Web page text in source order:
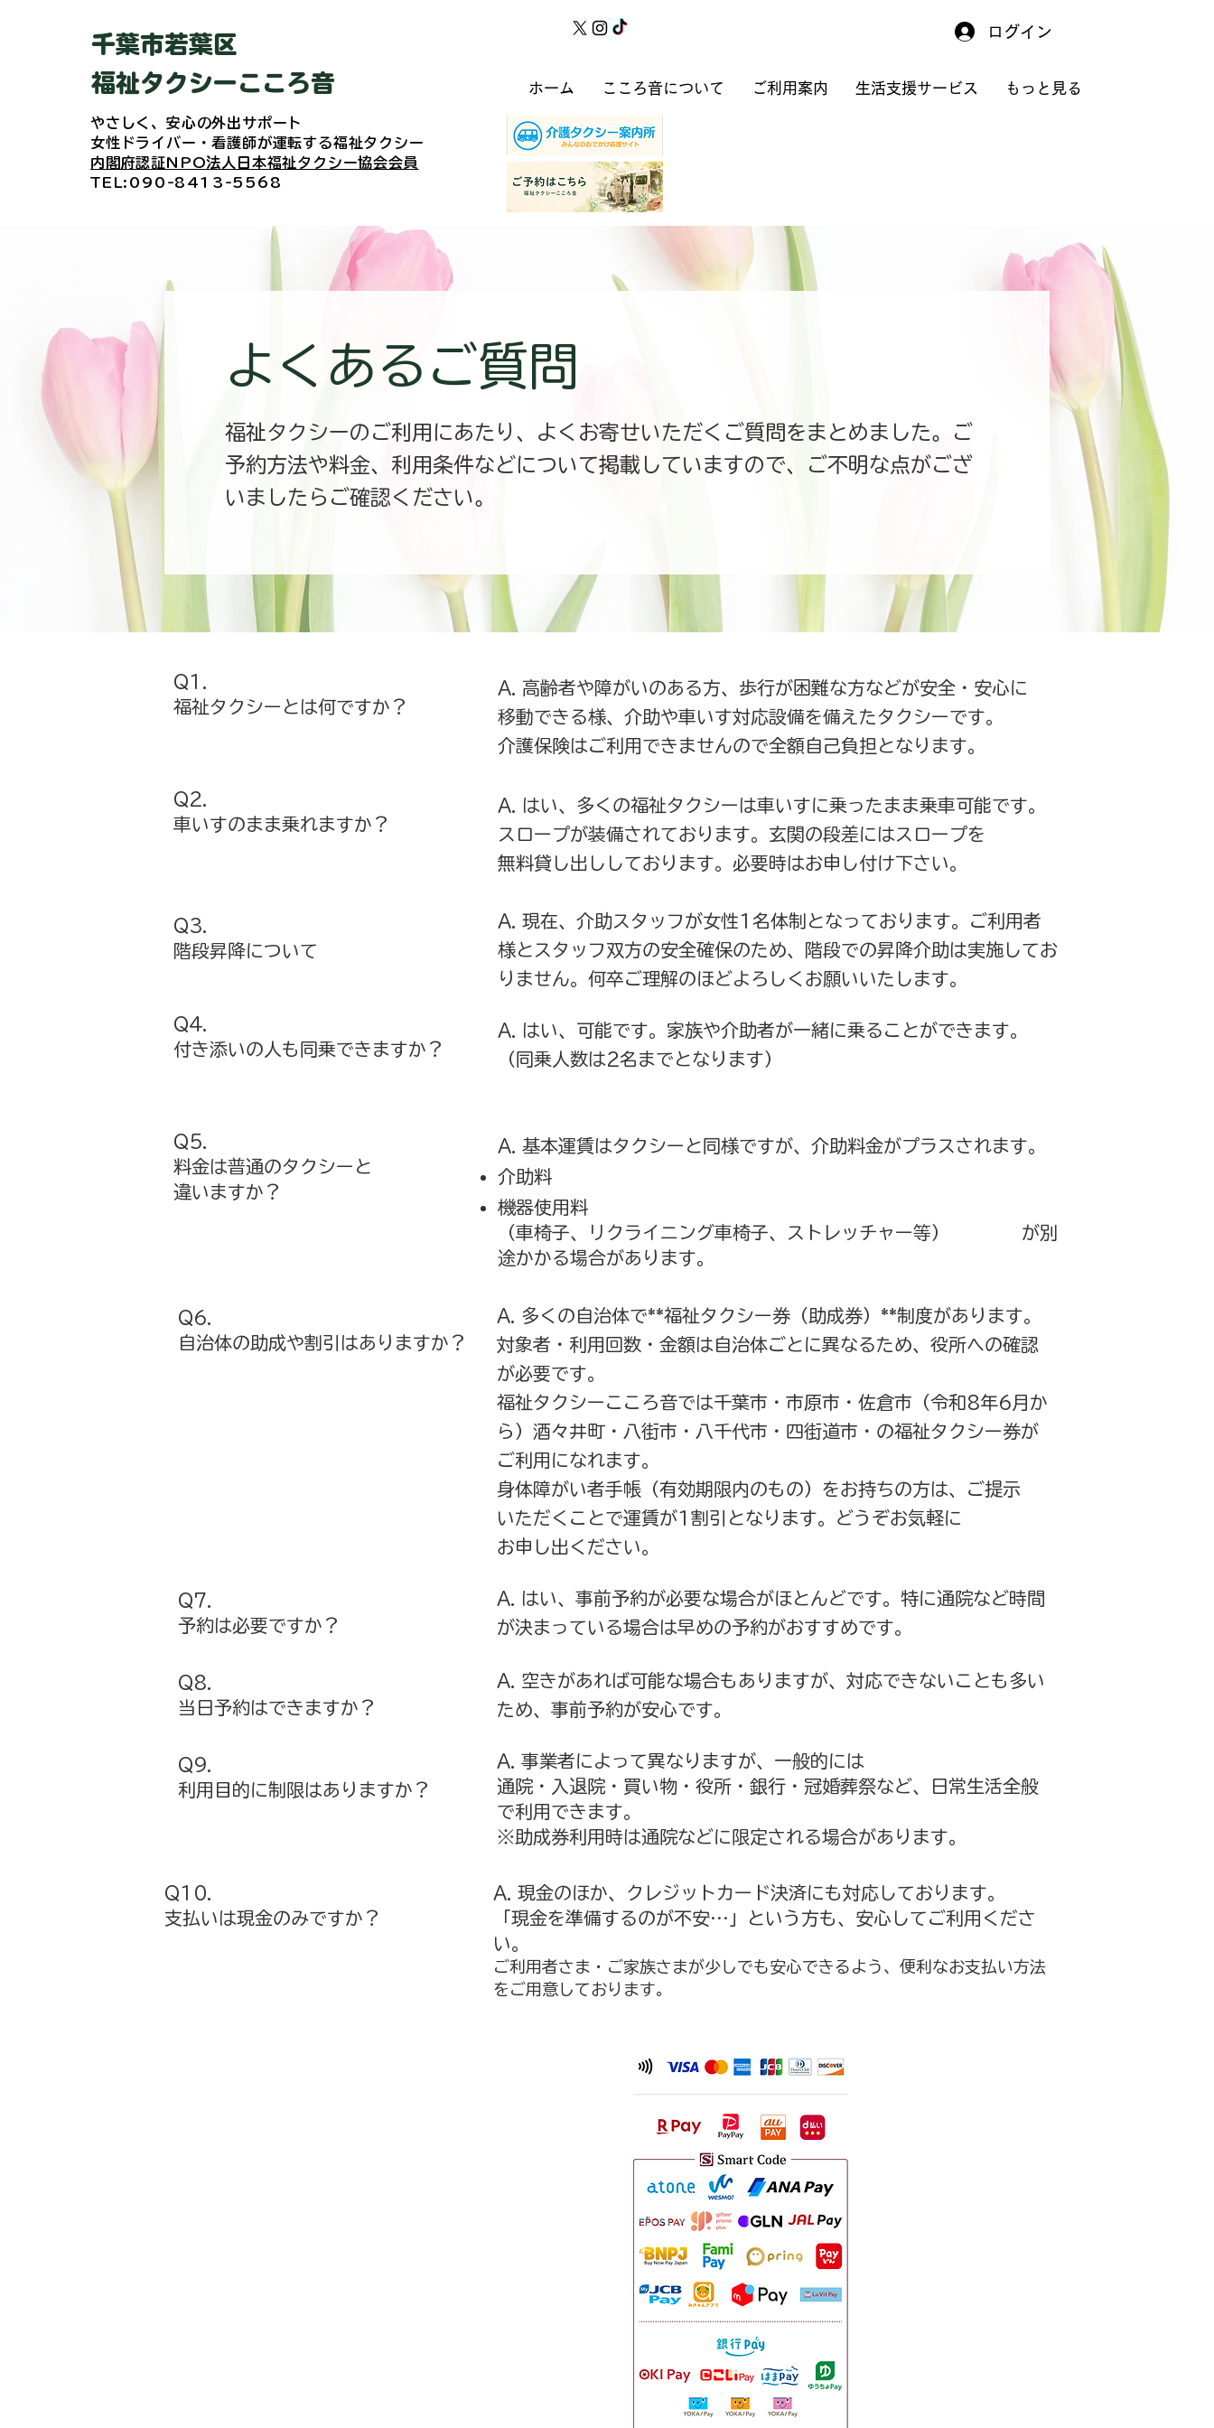
​千葉市若葉区
福祉タクシーこころ音
やさしく、安心の外出サポート
女性ドライバー・看護師が運転する福祉タクシー
​内閣府認証NPO法人日本福祉タクシー協会会員
​TEL:090-8413-5568
ログイン
ホーム こころ音について ご利用案内 生活支援サービス もっと見る
​よくあるご質問
福祉タクシーのご利用にあたり、よくお寄せいただくご質問をまとめました。ご
予約方法や料金、利用条件などについて掲載していますので、ご不明な点がござ
いましたらご確認ください。
Q1.
福祉タクシーとは何ですか？
A. 高齢者や障がいのある方、歩行が困難な方などが安全・安心に
移動できる様、介助や車いす対応設備を備えたタクシーです。
​介護保険はご利用できませんので全額自己負担となります。
Q2.
車いすのまま乗れますか？
​Q3.
階段昇降について
A. はい、多くの福祉タクシーは車いすに乗ったまま乗車可能です。
スロープが装備されております。玄関の段差にはスロープを
無料貸し出ししております。必要時はお申し付け下さい。
A. 現在、介助スタッフが女性1名体制となっております。ご利用者
様とスタッフ双方の安全確保のため、階段での昇降介助は実施してお
りません。何卒ご理解のほどよろしくお願いいたします。
​Q4.
付き添いの人も同乗できますか？
A. はい、可能です。家族や介助者が一緒に乗ることができます。
（同乗人数は2名までとなります）
Q5.
料金は普通のタクシーと
違いますか？
A. 基本運賃はタクシーと同様ですが、介助料金がプラスされます。
介助料​
機器使用料
（車椅子、リクライニング車椅子、ストレッチャー等）
が別
途かかる場合があります。
Q6.
自治体の助成や割引はありますか？
A. 多くの自治体で**福祉タクシー券（助成券）**制度があります。
対象者・利用回数・金額は自治体ごとに異なるため、役所への確認
が必要です。
​福祉タクシーこころ音では千葉市・市原市・佐倉市（令和8年6月か
ら）酒々井町・八街市・八千代市・四街道市・の福祉タクシー券が
ご利用になれます。
​身体障がい者手帳（有効期限内のもの）をお持ちの方は、ご提示
いただくことで運賃が1割引となります。どうぞお気軽に
お申し出ください。
Q7.
予約は必要ですか？
A. はい、事前予約が必要な場合がほとんどです。特に通院など時間
が決まっている場合は早めの予約がおすすめです。
Q8.
当日予約はできますか？
A. 空きがあれば可能な場合もありますが、対応できないことも多い
ため、 事前予約が安心です。
Q9.
利用目的に制限はありますか？
A. 事業者によって異なりますが、一般的には
通院・入退院・ 買い物・ 役所・銀行・ 冠婚葬祭など、日常生活全般
で利用できます。
※助成券利用時は通院などに限定される場合があります。
Q10.
支払いは現金のみですか？
A. 現金のほか、クレジットカード決済にも対応しております。
「現金を準備するのが不安…」という方も、安心してご利用くださ
い。
ご利用者さま・ご家族さまが少しでも安心できるよう、便利なお支払い方法
をご用意しております。